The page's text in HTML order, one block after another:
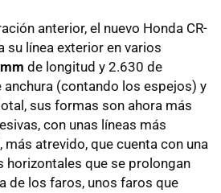
anterior, el nuevo Honda CR-
su línea exterior en varios
de longitud y 2.630 de
anchura (contando los espejos) y
sus formas son ahora más
con unas líneas más
atrevido, que cuenta con una
horizontales que se prolongan
de los faros, unos faros que